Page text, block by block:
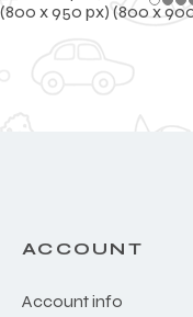
ACCOUNT
Account info